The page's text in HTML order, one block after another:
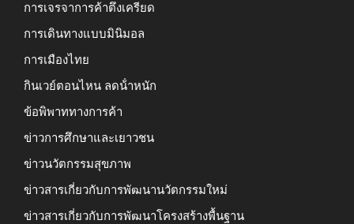
การเจรจาการค้าตึงเครียด
การเดินทางแบบมินิมอล
การเมืองไทย
กินเวย์ตอนไหน ลดน้ําหนัก
ข้อพิพาททางการค้า
ข่าวการศึกษาและเยาวชน
ข่าวนวัตกรรมสุขภาพ
ข่าวสารเกี่ยวกับการพัฒนานวัตกรรมใหม่
ข่าวสารเกี่ยวกับการพัฒนาโครงสร้างพื้นฐาน